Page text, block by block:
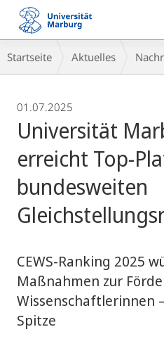
Mobile-
Navigation
Breadcrumb-
Navigation
Startseite Aktuelles
01.07.2025
Universität
erreicht Top-
bundesweiten
CEWS-Ranking 2025
Maßnahmen zur
Wissenschaftlerinnen
Spitze